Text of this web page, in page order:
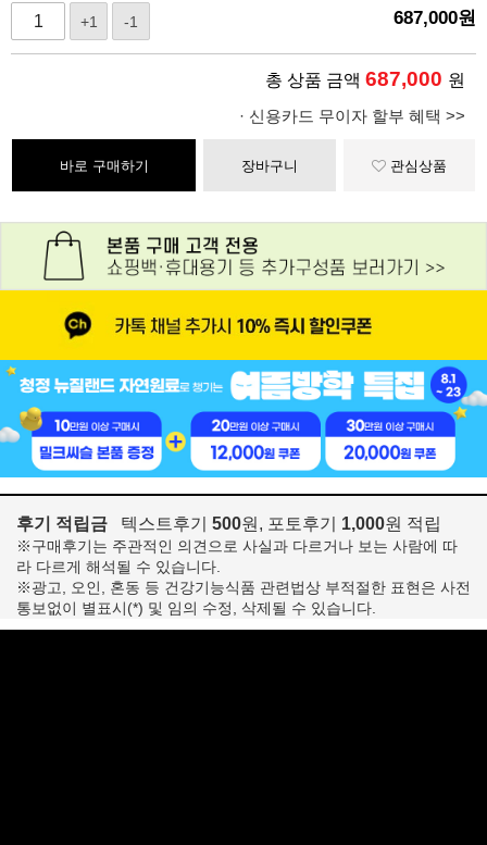
+1 -1 687,000원
총 상품 금액 687,000 원
· 신용카드 무이자 할부 혜택 >>
바로 구매하기 장바구니 관심상품
후기 적립금 텍스트후기 500원, 포토후기 1,000원 적립
※구매후기는 주관적인 의견으로 사실과 다르거나 보는 사람에 따
라 다르게 해석될 수 있습니다.
※광고, 오인, 혼동 등 건강기능식품 관련법상 부적절한 표현은 사전
통보없이 별표시(*) 및 임의 수정, 삭제될 수 있습니다.